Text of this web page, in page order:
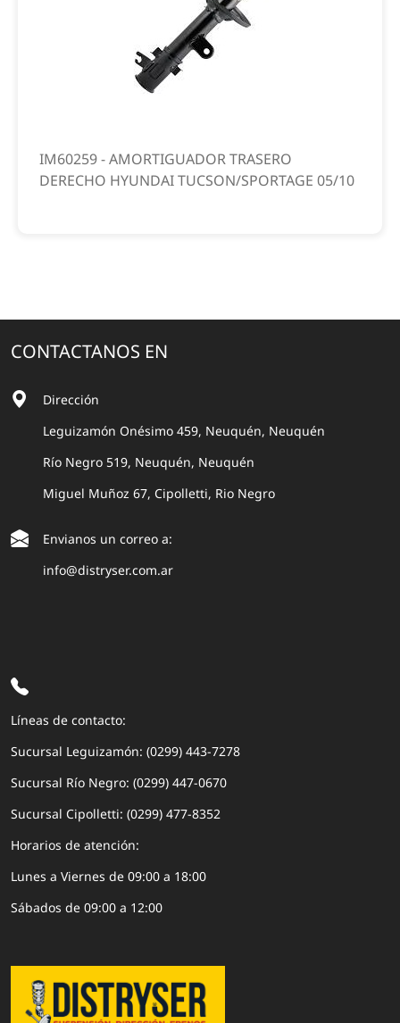
IM60259 - AMORTIGUADOR TRASERO
DERECHO HYUNDAI TUCSON/SPORTAGE 05/10
CONTACTANOS EN
Dirección
Leguizamón Onésimo 459, Neuquén, Neuquén
Río Negro 519, Neuquén, Neuquén
Miguel Muñoz 67, Cipolletti, Rio Negro
Envianos un correo a:
info@distryser.com.ar
Líneas de contacto:
Sucursal Leguizamón: (0299) 443-7278
Sucursal Río Negro: (0299) 447-0670
Sucursal Cipolletti: (0299) 477-8352
Horarios de atención:
Lunes a Viernes de 09:00 a 18:00
Sábados de 09:00 a 12:00